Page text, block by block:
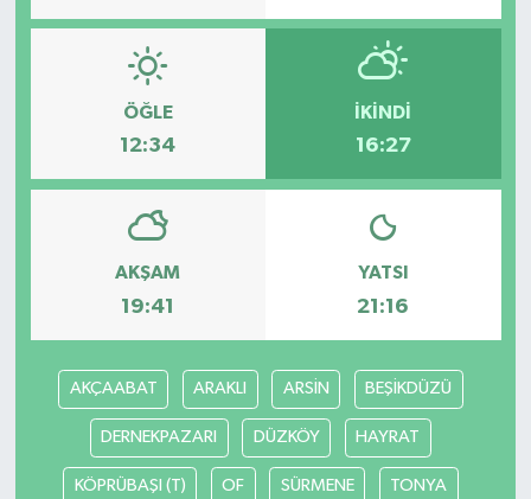
ÖĞLE
12:34
İKINDI
16:27
AKŞAM
19:41
YATSI
21:16
AKÇAABAT ARAKLI ARSİN BEŞİKDÜZÜ
DERNEKPAZARI DÜZKÖY HAYRAT
KÖPRÜBAŞI (T) OF SÜRMENE TONYA